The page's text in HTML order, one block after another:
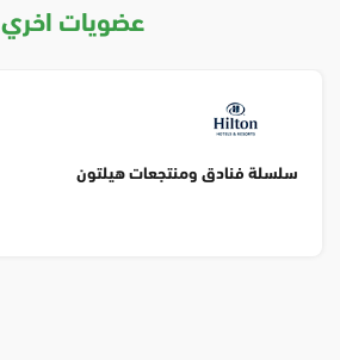
عضويات اخري
سلسلة فنادق ومنتجعات هيلتون